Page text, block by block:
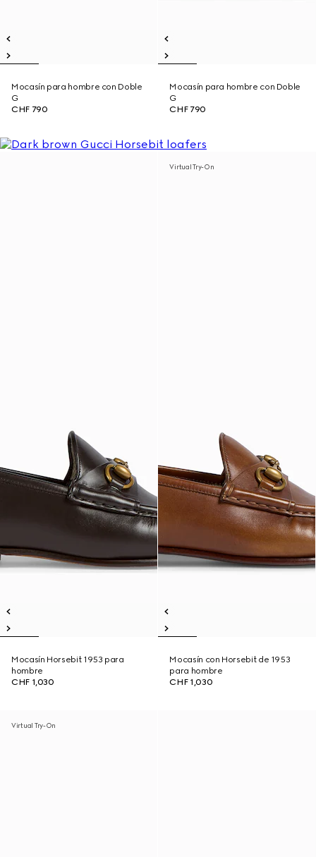
Mocasín para hombre con Doble
G
CHF 790
Mocasín para hombre con Doble
G
CHF 790
Mocasín Horsebit 1953 para
hombre
CHF 1,030
Virtual Try-On
Mocasín con Horsebit de 1953
para hombre
CHF 1,030
Virtual Try-On